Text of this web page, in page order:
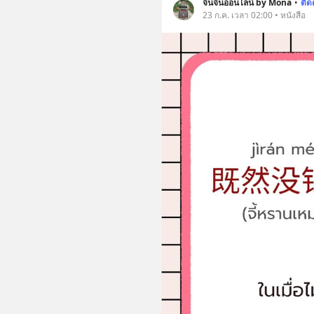
จีนจีนออนไลน์ by Mona • ติด
23 ก.ค. เวลา 02:00 • หนังสือ